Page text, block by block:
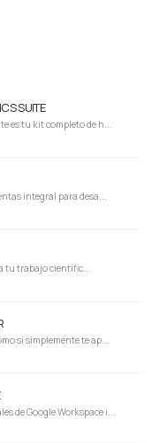
SUITE
es tu kit completo de h...
integral para desa...
tu trabajo científic...
si simplemente te ap...
de Google Workspace i...